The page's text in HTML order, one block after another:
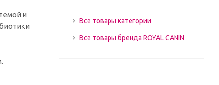
и
Все товары категории
Все товары бренда ROYAL CANIN